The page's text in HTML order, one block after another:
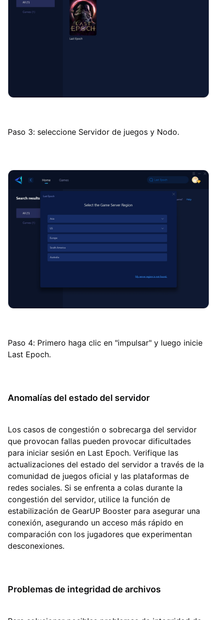
Paso 3: seleccione Servidor de juegos y Nodo.
Paso 4: Primero haga clic en "impulsar" y luego inicie
Last Epoch.
Anomalías del estado del servidor
Los casos de congestión o sobrecarga del servidor
que provocan fallas pueden provocar dificultades
para iniciar sesión en Last Epoch. Verifique las
actualizaciones del estado del servidor a través de la
comunidad de juegos oficial y las plataformas de
redes sociales. Si se enfrenta a colas durante la
congestión del servidor, utilice la función de
estabilización de GearUP Booster para asegurar una
conexión, asegurando un acceso más rápido en
comparación con los jugadores que experimentan
desconexiones.
Problemas de integridad de archivos